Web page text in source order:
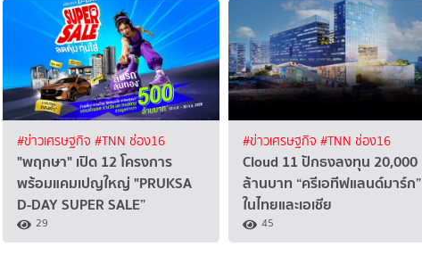
#ข่าวเศรษฐกิจ #TNN ช่อง16
"พฤกษา" เปิด 12 โครงการ
พร้อมแคมเปญใหญ่ "PRUKSA
D-DAY SUPER SALE”
29
#ข่าวเศรษฐกิจ #TNN ช่อง16
Cloud 11 ปักธงลงทุน 20,000
ล้านบาท “ครีเอทีฟแลนด์มาร์ก”
ในไทยและเอเชีย
45